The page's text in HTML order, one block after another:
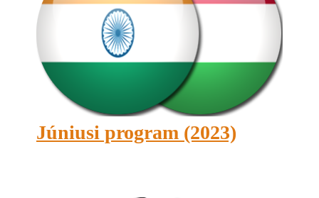
Júniusi program (2023)